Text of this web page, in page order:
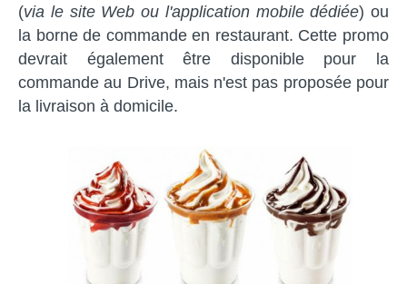
(via le site Web ou l'application mobile dédiée) ou
la borne de commande en restaurant. Cette promo
devrait également être disponible pour la
commande au Drive, mais n'est pas proposée pour
la livraison à domicile.